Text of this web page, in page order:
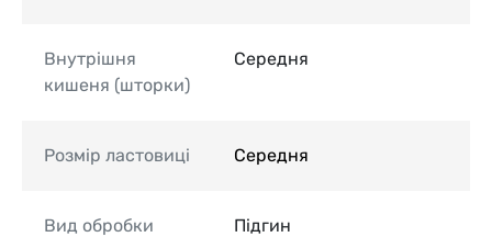
Внутрішня
кишеня (шторки)
Середня
Розмір ластовиці Середня
Вид обробки
Підгин